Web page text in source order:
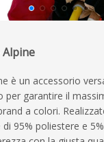
Alpine
è un accessorio
per garantire il
a colori.
95% poliestere e